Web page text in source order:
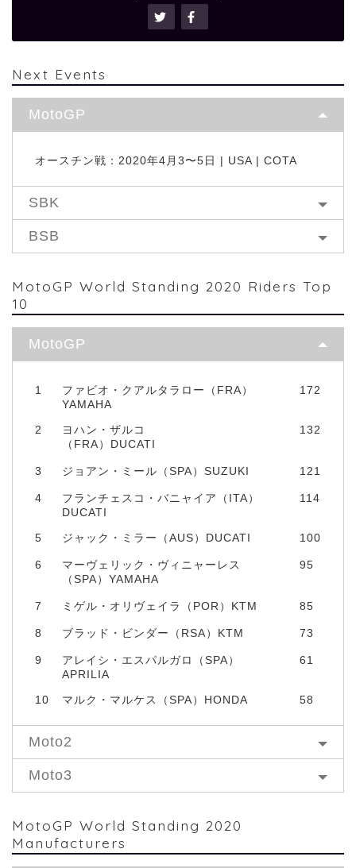
Next Events
MotoGP
オースチン戦：2020年4月3〜5日 | USA | COTA
SBK
BSB
MotoGP World Standing 2020 Riders Top
10
MotoGP
1
ファビオ・クアルタラロー（FRA）
YAMAHA
172
2
ヨハン・ザルコ
（FRA）DUCATI
132
3 ジョアン・ミール（SPA）SUZUKI 121
4
フランチェスコ・バニャイア（ITA）
DUCATI
114
5 ジャック・ミラー（AUS）DUCATI 100
6
マーヴェリック・ヴィニャーレス
（SPA）YAMAHA
95
7 ミゲル・オリヴェイラ（POR）KTM 85
8 ブラッド・ビンダー（RSA）KTM 73
9
アレイシ・エスパルガロ（SPA）
APRILIA
61
10 マルク・マルケス（SPA）HONDA 58
Moto2
Moto3
MotoGP World Standing 2020
Manufacturers